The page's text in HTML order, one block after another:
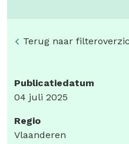
Terug naar
Publicatiedatum
04 juli 2025
Regio
Vlaanderen